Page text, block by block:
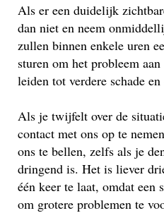
Als er een duidelijk
dan niet en neem
zullen binnen enkele uren
sturen om het probleem
leiden tot verdere schade
Als je twijfelt over de
contact met ons op te
ons te bellen, zelfs als je
dringend is. Het is liever
één keer te laat, omdat een
om grotere problemen te